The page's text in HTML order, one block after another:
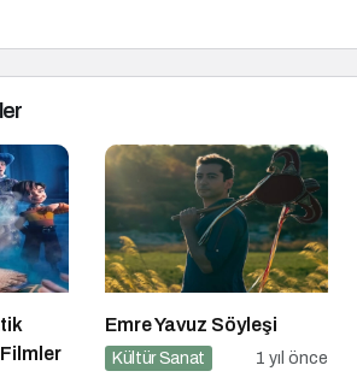
Emre Yavuz Söyleşi
Kültür Sanat 1 yıl önce